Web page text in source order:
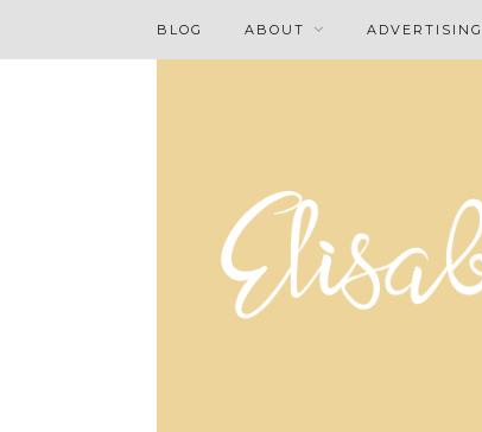
BLOG ABOUT ADVERTISING